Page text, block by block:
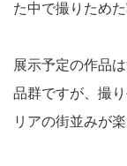
た中で撮りため
展示予定の作品
品群ですが、撮
リアの街並みが楽